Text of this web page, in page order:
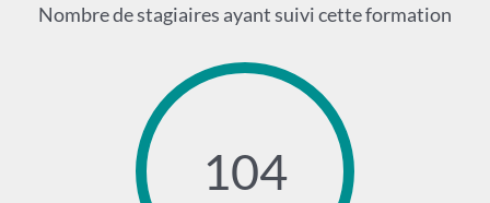
Nombre de stagiaires ayant suivi cette formation
104